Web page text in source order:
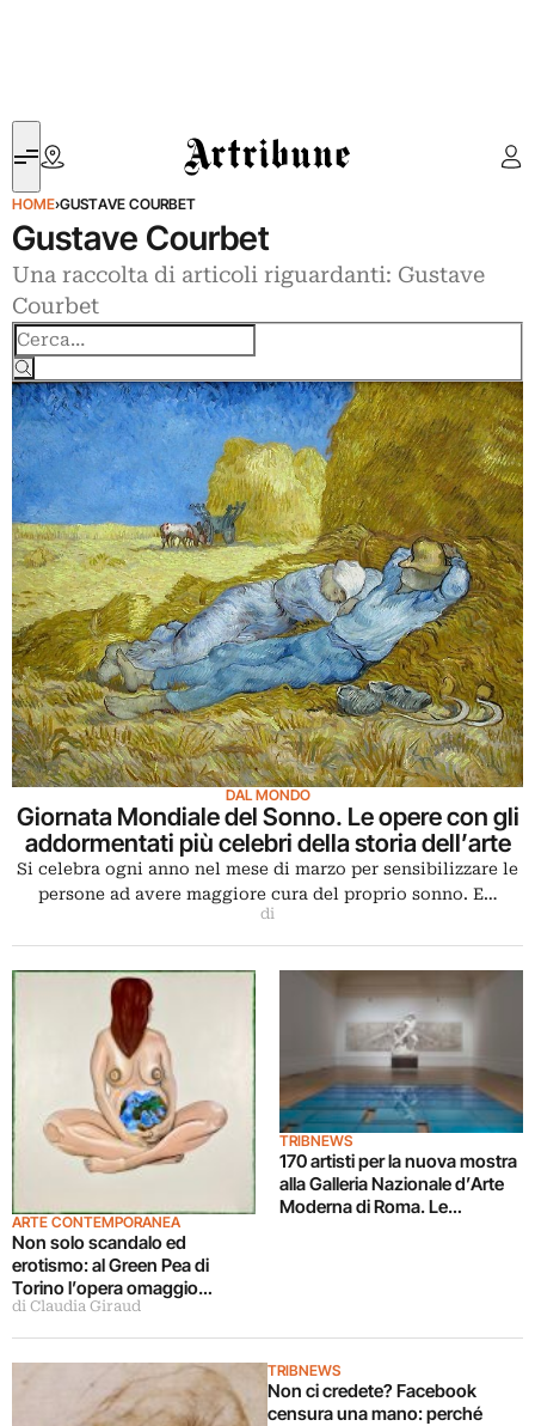
Artribune
HOME›GUSTAVE COURBET
Gustave Courbet
Una raccolta di articoli riguardanti: Gustave
Courbet
Cerca
DAL MONDO
Giornata Mondiale del Sonno. Le opere con gli
addormentati più celebri della storia dell’arte
Si celebra ogni anno nel mese di marzo per sensibilizzare le
persone ad avere maggiore cura del proprio sonno. E…
di
ARTE CONTEMPORANEA
Non solo scandalo ed
erotismo: al Green Pea di
Torino l’opera omaggio
all’Origine del mondo
di Claudia Giraud
TRIBNEWS
170 artisti per la nuova mostra
alla Galleria Nazionale d’Arte
Moderna di Roma. Le
TRIBNEWS
Non ci credete? Facebook
censura una mano: perché